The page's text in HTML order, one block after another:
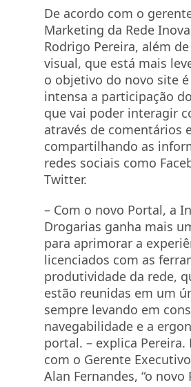
De acordo com o
Marketing da Rede
Rodrigo Pereira, além
visual, que está mais
o objetivo do novo site
intensa a participação
que vai poder interagir
através de comentários
compartilhando as
redes sociais como
Twitter.
– Com o novo Portal, a
Drogarias ganha mais
para aprimorar a
licenciados com as
produtividade da rede,
estão reunidas em um
sempre levando em
navegabilidade e a
portal. – explica Pereira.
com o Gerente
Alan Fernandes, “o